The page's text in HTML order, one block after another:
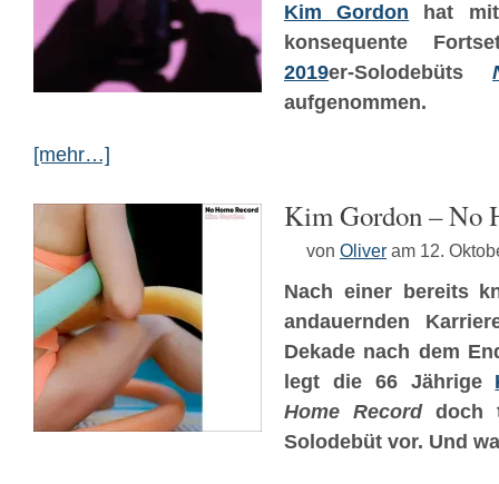
Kim Gordon hat
konsequente
2019er-Solodebüts
aufgenommen.
[mehr…]
Kim Gordon – No
von Oliver am 12.
Nach einer bereits
andauernden
Dekade nach dem
legt die 66 Jährige
Home Recorddoch
Solodebüt vor. Und